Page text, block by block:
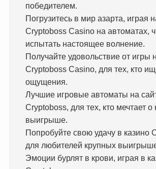
победителем.
Погрузитесь в мир азарта, играя
Cryptoboss Casino на автоматах,
испытать настоящее волнение.
Получайте удовольствие от игры
Cryptoboss Casino, для тех, кто
ощущения.
Лучшие игровые автоматы на
Cryptoboss, для тех, кто мечтает о
выигрыше.
Попробуйте свою удачу в казино
для любителей крупных
Эмоции бурлят в крови, играя в